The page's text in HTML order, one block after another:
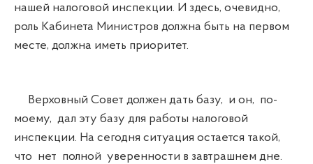
нашей налоговой инспекции. И здесь, очевидно,
роль Кабинета Министров должна быть на первом
месте, должна иметь приоритет.
Верховный Совет должен дать базу, и он, по-
моему, дал эту базу для работы налоговой
инспекции. На сегодня ситуация остается такой,
что нет полной уверенности в завтрашнем дне.